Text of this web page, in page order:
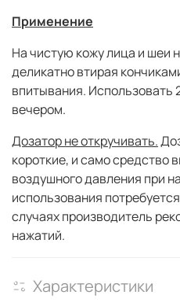
Применение
На чистую кожу лица и шеи
деликатно втирая
впитывания. Использовать
вечером.
Дозатор не откручивать.
короткие, и само средство
воздушного давления при
использования
случаях производитель
нажатий.
Характеристики